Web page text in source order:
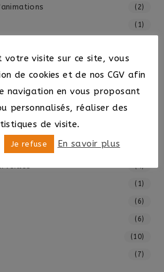
(2)
(1)
(11)
(7)
(4)
(1)
(6)
(6)
(10)
(7)
votre visite sur ce site, vous
de cookies et de nos CGV afin
navigation en vous proposant
personnalisés, réaliser des
de visite.
Je refuse En savoir plus